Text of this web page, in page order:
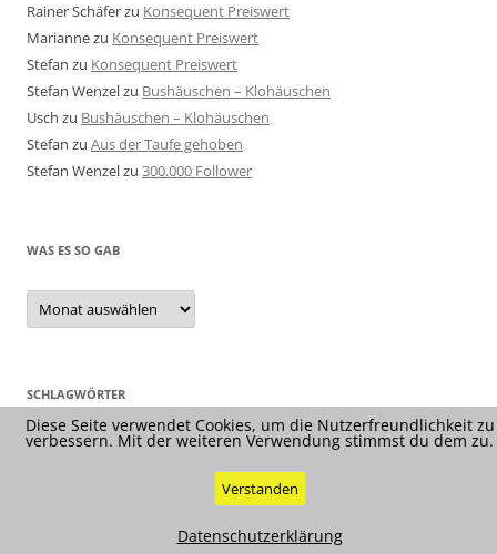
Rainer Schäferzu Konsequent Preiswert
Mariannezu Konsequent Preiswert
Stefan zu Konsequent Preiswert
Stefan Wenzelzu Bushäuschen – Klohäuschen
Usch zu Bushäuschen – Klohäuschen
Stefan zu Aus der Taufe gehoben
Stefan Wenzelzu 300.000 Follower
WAS ES SO GAB
Was
es
so
SCHLAGWÖRTER
Diese Seite verwendet Cookies, um die Nutzerfreundlichkeit zu
verbessern. Mit der weiteren Verwendung stimmst du dem zu.
Verstanden
Datenschutzerklärung